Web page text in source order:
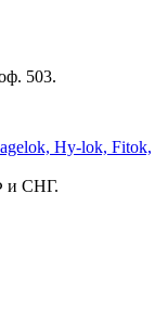
503.
и СНГ.